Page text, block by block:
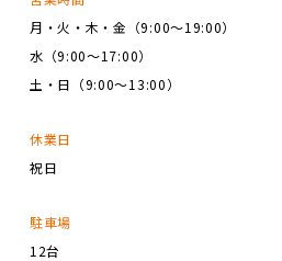
月・火・木・金（9:00～19:00）
水（9:00～17:00）
土・日（9:00～13:00）
休業日
祝日
駐車場
12台